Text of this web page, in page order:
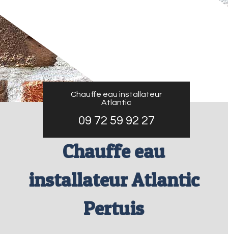
Chauffe eau installateur
Atlantic
09 72 59 92 27
Chauffe eau
installateur Atlantic
Pertuis